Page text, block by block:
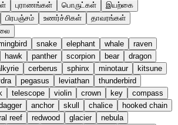
புராணங்கள் பொருட்கள்
இயற்கை
பிரபஞ்சம் உணர்ச்சிகள்
தாவரங்கள்
snake elephant whale
raven
hawk panther scorpion bear
dragon
cerberus sphinx minotaur
kitsune
pegasus leviathan
thunderbird
telescope violin crown key
compass
anchor skull chalice
hooked chain
reef redwood glacier
nebula